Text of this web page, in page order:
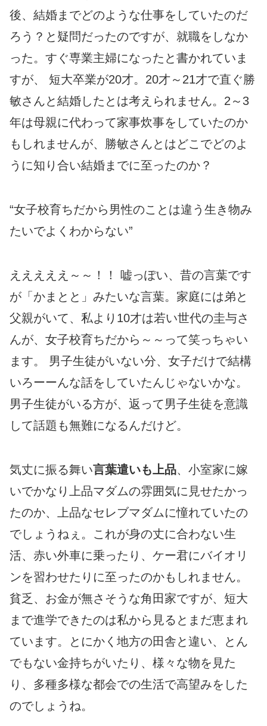
後、結婚までどのような仕事をしていたのだ
ろう？と疑問だったのですが、就職をしなか
った。すぐ専業主婦になったと書かれていま
すが、 短大卒業が20才。20才～21才で直ぐ勝
敏さんと結婚したとは考えられません。2～3
年は母親に代わって家事炊事をしていたのか
もしれませんが、勝敏さんとはどこでどのよ
うに知り合い結婚までに至ったのか？
“女子校育ちだから男性のことは違う生き物み
たいでよくわからない”
えええええ～～！！ 嘘っぽい、昔の言葉です
が「かまとと」みたいな言葉。家庭には弟と
父親がいて、私より10才は若い世代の圭与さ
んが、女子校育ちだから～～って笑っちゃい
ます。 男子生徒がいない分、女子だけで結構
いろーーんな話をしていたんじゃないかな。
男子生徒がいる方が、返って男子生徒を意識
して話題も無難になるんだけど。
気丈に振る舞い言葉遣いも上品、小室家に嫁
いでかなり上品マダムの雰囲気に見せたかっ
たのか、上品なセレブマダムに憧れていたの
でしょうねぇ。これが身の丈に合わない生
活、赤い外車に乗ったり、ケー君にバイオリ
ンを習わせたりに至ったのかもしれません。
貧乏、お金が無さそうな角田家ですが、短大
まで進学できたのは私から見るとまだ恵まれ
ています。とにかく地方の田舎と違い、とん
でもない金持ちがいたり、様々な物を見た
り、多種多様な都会での生活で高望みをした
のでしょうね。